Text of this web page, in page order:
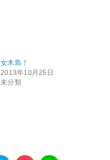
女木島！
2013年10月25日
未分類